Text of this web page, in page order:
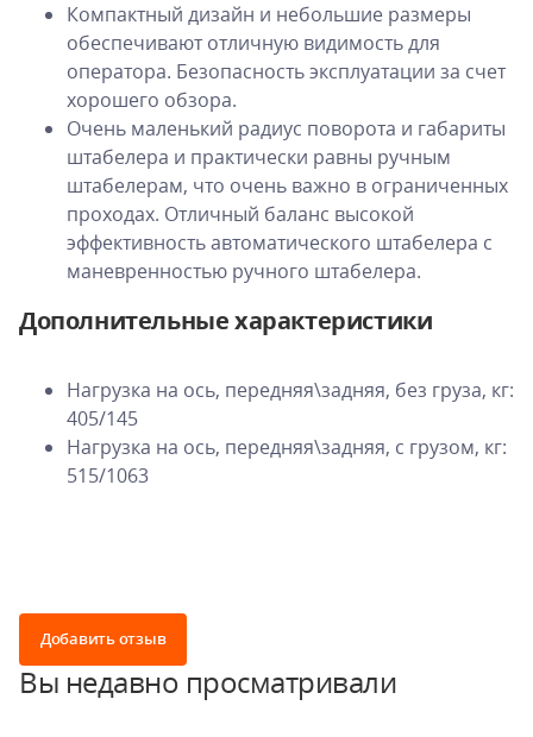
Компактный дизайн и небольшие размеры
обеспечивают отличную видимость для
оператора. Безопасность эксплуатации за счет
хорошего обзора.
Очень маленький радиус поворота и габариты
штабелера и практически равны ручным
штабелерам, что очень важно в ограниченных
проходах. Отличный баланс высокой
эффективность автоматического штабелера с
маневренностью ручного штабелера.
Дополнительные характеристики
Нагрузка на ось, передняя\задняя, без груза, кг:
405/145
Нагрузка на ось, передняя\задняя, с грузом, кг:
515/1063
Добавить отзыв
Вы недавно просматривали